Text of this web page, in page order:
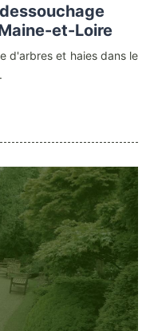
et-Loire
d'arbres et haies dans le